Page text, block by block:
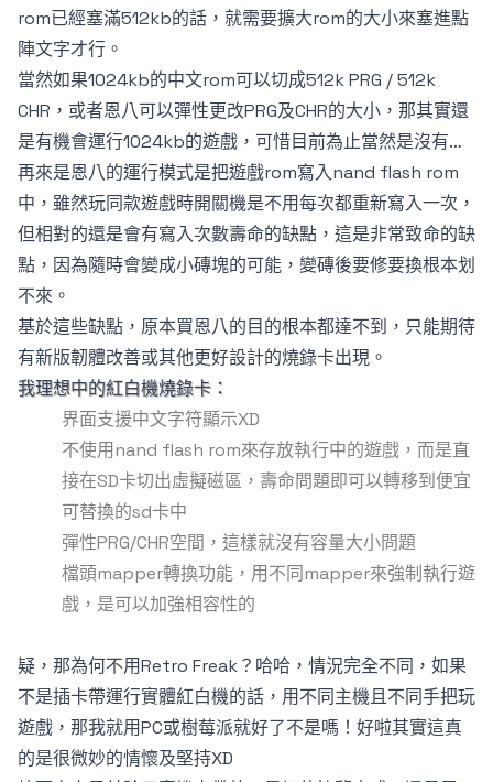
rom已經塞滿512kb的話，就需要擴大rom的大小來塞進點
陣文字才行。
當然如果1024kb的中文rom可以切成512k PRG / 512k
CHR，或者恩八可以彈性更改PRG及CHR的大小，那其實還
是有機會運行1024kb的遊戲，可惜目前為止當然是沒有…
再來是恩八的運行模式是把遊戲rom寫入nand flash rom
中，雖然玩同款遊戲時開關機是不用每次都重新寫入一次，
但相對的還是會有寫入次數壽命的缺點，這是非常致命的缺
點，因為隨時會變成小磚塊的可能，變磚後要修要換根本划
不來。
基於這些缺點，原本買恩八的目的根本都達不到，只能期待
有新版韌體改善或其他更好設計的燒錄卡出現。
我理想中的紅白機燒錄卡：
界面支援中文字符顯示XD
不使用nand flash rom來存放執行中的遊戲，而是直
接在SD卡切出虛擬磁區，壽命問題即可以轉移到便宜
可替換的sd卡中
彈性PRG/CHR空間，這樣就沒有容量大小問題
檔頭mapper轉換功能，用不同mapper來強制執行遊
戲，是可以加強相容性的
疑，那為何不用Retro Freak？哈哈，情況完全不同，如果
不是插卡帶運行實體紅白機的話，用不同主機且不同手把玩
遊戲，那我就用PC或樹莓派就好了不是嗎！好啦其實這真
的是很微妙的情懷及堅持XD